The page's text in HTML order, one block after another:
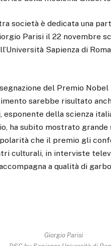
società è dedicata una
Parisi il 22 novembre
Sapienza di
del Premio
sarebbe risultato
della scienza
ha subito mostrato
che il premio gli
culturali, in interviste
a qualità di
Giorgio Parisi